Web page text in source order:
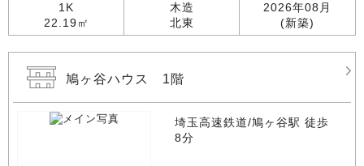
1K
22.19㎡
木造
北東
2026年08月
(新築)
鳩ヶ谷ハウス 1階
埼玉高速鉄道/鳩ヶ谷駅 徒歩
8分